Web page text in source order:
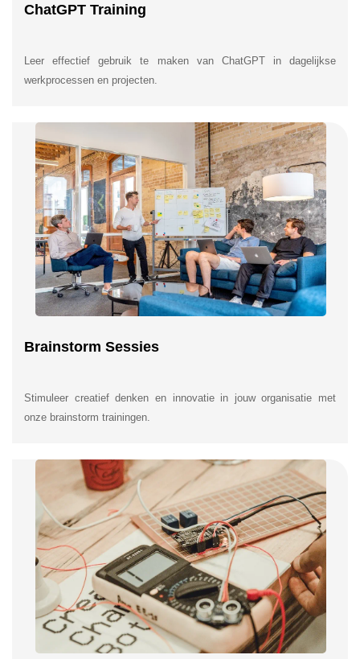
ChatGPT Training
Leer effectief gebruik te maken van ChatGPT in dagelijkse
werkprocessen en projecten.
Brainstorm Sessies
Stimuleer creatief denken en innovatie in jouw organisatie met
onze brainstorm trainingen.